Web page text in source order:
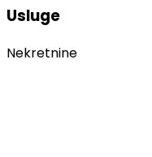
Usluge
Nekretnine